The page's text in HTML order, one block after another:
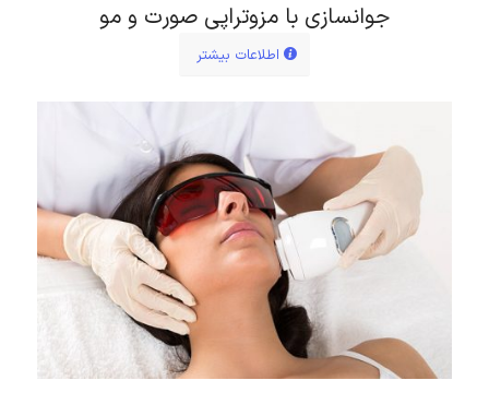
جوانسازی با مزوتراپی صورت و مو
اطلاعات بیشتر